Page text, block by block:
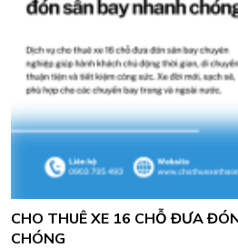
CHO THUÊ XE 16 CHỖ ĐƯA
CHÓNG